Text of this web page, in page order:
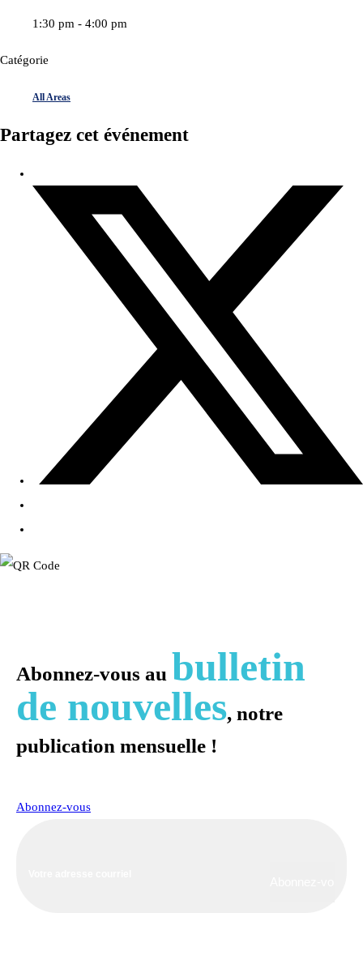
1:30 pm - 4:00 pm
Catégorie
All Areas
Partagez cet événement
Abonnez-vous au bulletin
de nouvelles, notre
publication mensuelle !
Abonnez-vous